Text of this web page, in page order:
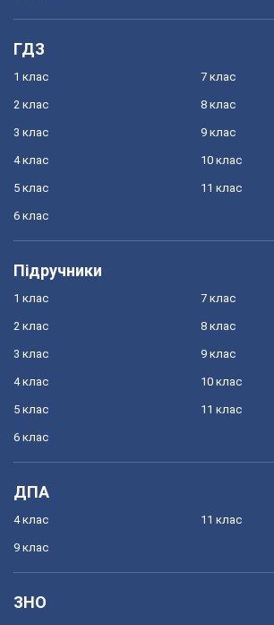
ГДЗ
1 клас
2 клас
3 клас
4 клас
5 клас
6 клас
7 клас
8 клас
9 клас
10 клас
11 клас
Підручники
1 клас
2 клас
3 клас
4 клас
5 клас
6 клас
7 клас
8 клас
9 клас
10 клас
11 клас
ДПА
4 клас
9 клас
11 клас
ЗНО